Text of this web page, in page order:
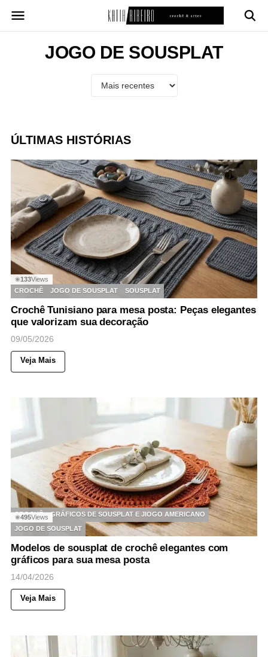
para
JOGO DE SOUSPLAT
ÚLTIMAS HISTÓRIAS
◉133Views
CROCHÊ
JOGO DE SOUSPLAT SOUSPLAT
Crochê Tunisiano para mesa posta: Peças elegantes
que valorizam sua decoração
09/05/2026
Veja Mais
◉495Views
CROCHÊ
GRÁFICOS DE SOUSPLAT E JIOGO AMERICANO
JOGO DE SOUSPLAT
Modelos de sousplat de crochê elegantes com
gráficos para sua mesa posta
14/04/2026
Veja Mais